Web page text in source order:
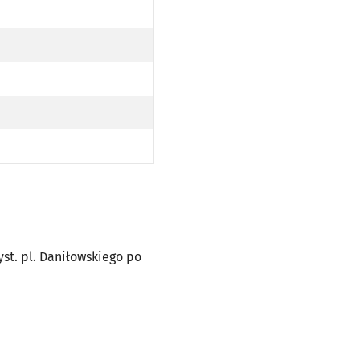
DANIŁOWSKIEGO PO TRASIE)
pl. Daniłowskiego po